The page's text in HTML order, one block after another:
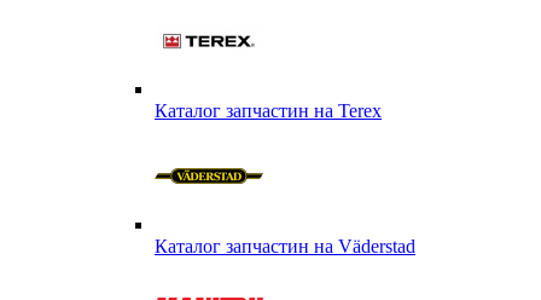
Каталог запчастин на Terex
Каталог запчастин на Väderstad